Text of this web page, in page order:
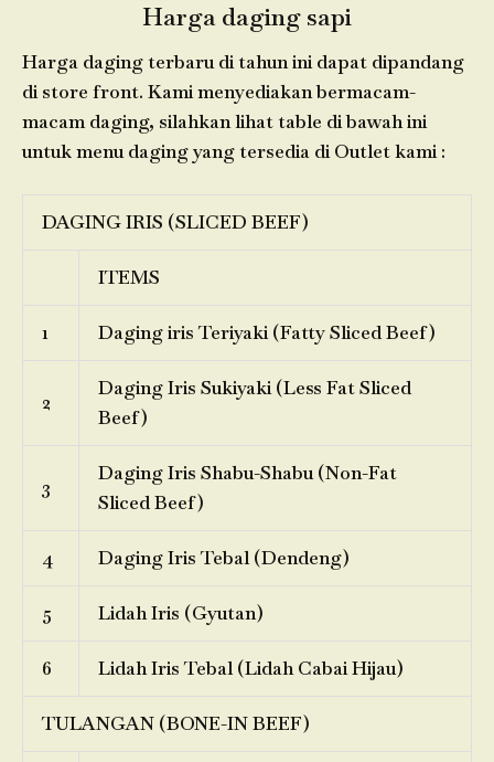
Harga daging sapi
Harga daging terbaru di tahun ini dapat dipandang
di store front. Kami menyediakan bermacam-
macam daging, silahkan lihat table di bawah ini
untuk menu daging yang tersedia di Outlet kami :
DAGING IRIS (SLICED BEEF)
ITEMS
1 Daging iris Teriyaki (Fatty Sliced Beef)
2
Daging Iris Sukiyaki (Less Fat Sliced
Beef)
3
Daging Iris Shabu-Shabu (Non-Fat
Sliced Beef)
4 Daging Iris Tebal (Dendeng)
5 Lidah Iris (Gyutan)
6 Lidah Iris Tebal (Lidah Cabai Hijau)
TULANGAN (BONE-IN BEEF)